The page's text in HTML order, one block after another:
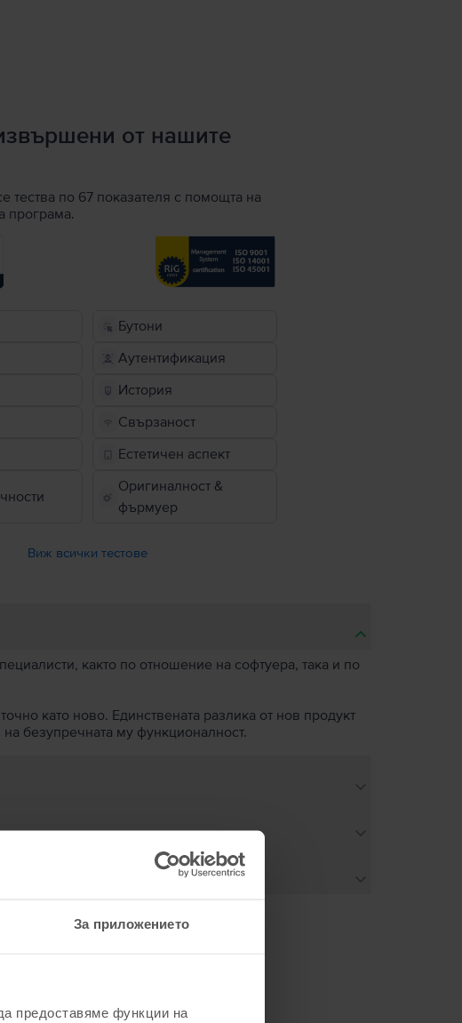
За приложението
предоставяме функции на
от нашите
тества по 67 показателя с помощта на
програма.
Бутони
Аутентификация
История
Свързаност
Естетичен аспект
Оригиналност &
фърмуер
Виж всички тестове
както по отношение на софтуера, така и по
като ново. Единствената разлика от нов продукт
безупречната му функционалност.